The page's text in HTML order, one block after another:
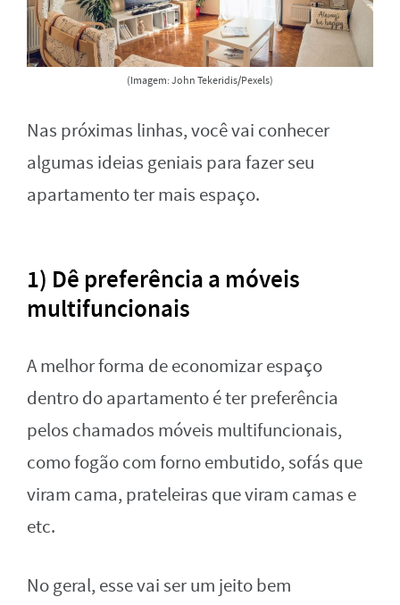
(Imagem: John Tekeridis/Pexels)
Nas próximas linhas, você vai conhecer
algumas ideias geniais para fazer seu
apartamento ter mais espaço.
1) Dê preferência a móveis
multifuncionais
A melhor forma de economizar espaço
dentro do apartamento é ter preferência
pelos chamados móveis multifuncionais,
como fogão com forno embutido, sofás que
viram cama, prateleiras que viram camas e
etc.
No geral, esse vai ser um jeito bem